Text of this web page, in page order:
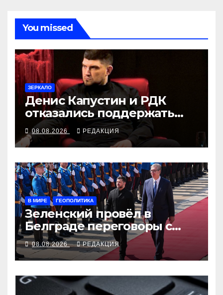
You missed
ЗЕРКАЛО
Денис Капустин и РДК
отказались поддержать
партию «Яблоко»
08.08.2026 РЕДАКЦИЯ
В МИРЕ ГЕОПОЛИТИКА
Зеленский провёл в
Белграде переговоры с
Вучичем
08.08.2026 РЕДАКЦИЯ